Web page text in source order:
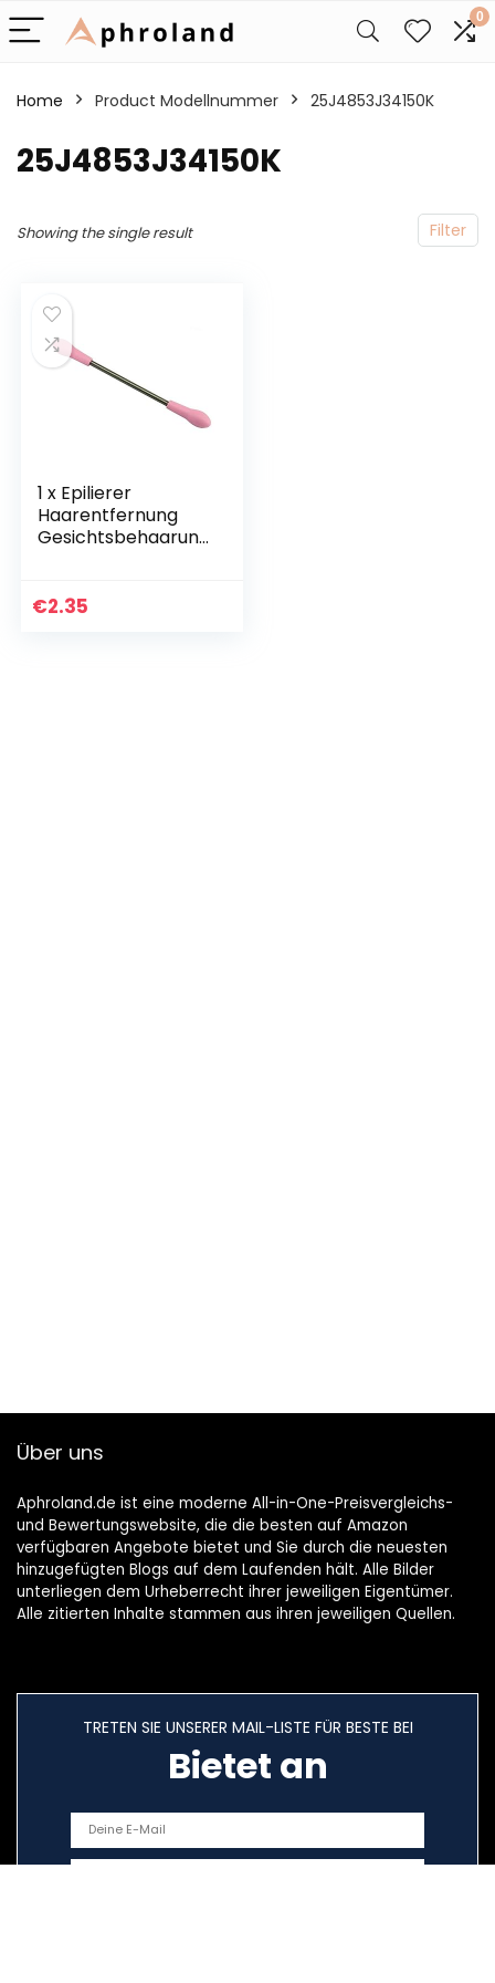
0
Home Product Modellnummer ‎25J4853J34150K
‎25J4853J34150K
Filter
Showing the single result
1 x Epilierer
Haarentfernung
Gesichtsbehaarun
gefederten Epistick
€2.35
Über uns
Aphroland.de ist eine moderne All-in-One-Preisvergleichs-
und Bewertungswebsite, die die besten auf Amazon
verfügbaren Angebote bietet und Sie durch die neuesten
hinzugefügten Blogs auf dem Laufenden hält. Alle Bilder
unterliegen dem Urheberrecht ihrer jeweiligen Eigentümer.
Alle zitierten Inhalte stammen aus ihren jeweiligen Quellen.
TRETEN SIE UNSERER MAIL-LISTE FÜR BESTE BEI
Bietet an